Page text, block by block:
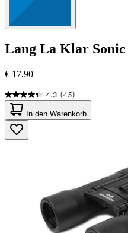
Lang La Klar Sonic
€ 17,90
4.3 (45)
4.3
von
5
Sternen.
45
In den Warenkorb